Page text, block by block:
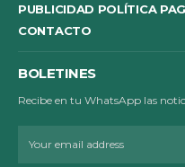
PUBLICIDAD POLÍTICA
CONTACTO
BOLETINES
Recibe en tu WhatsApp las